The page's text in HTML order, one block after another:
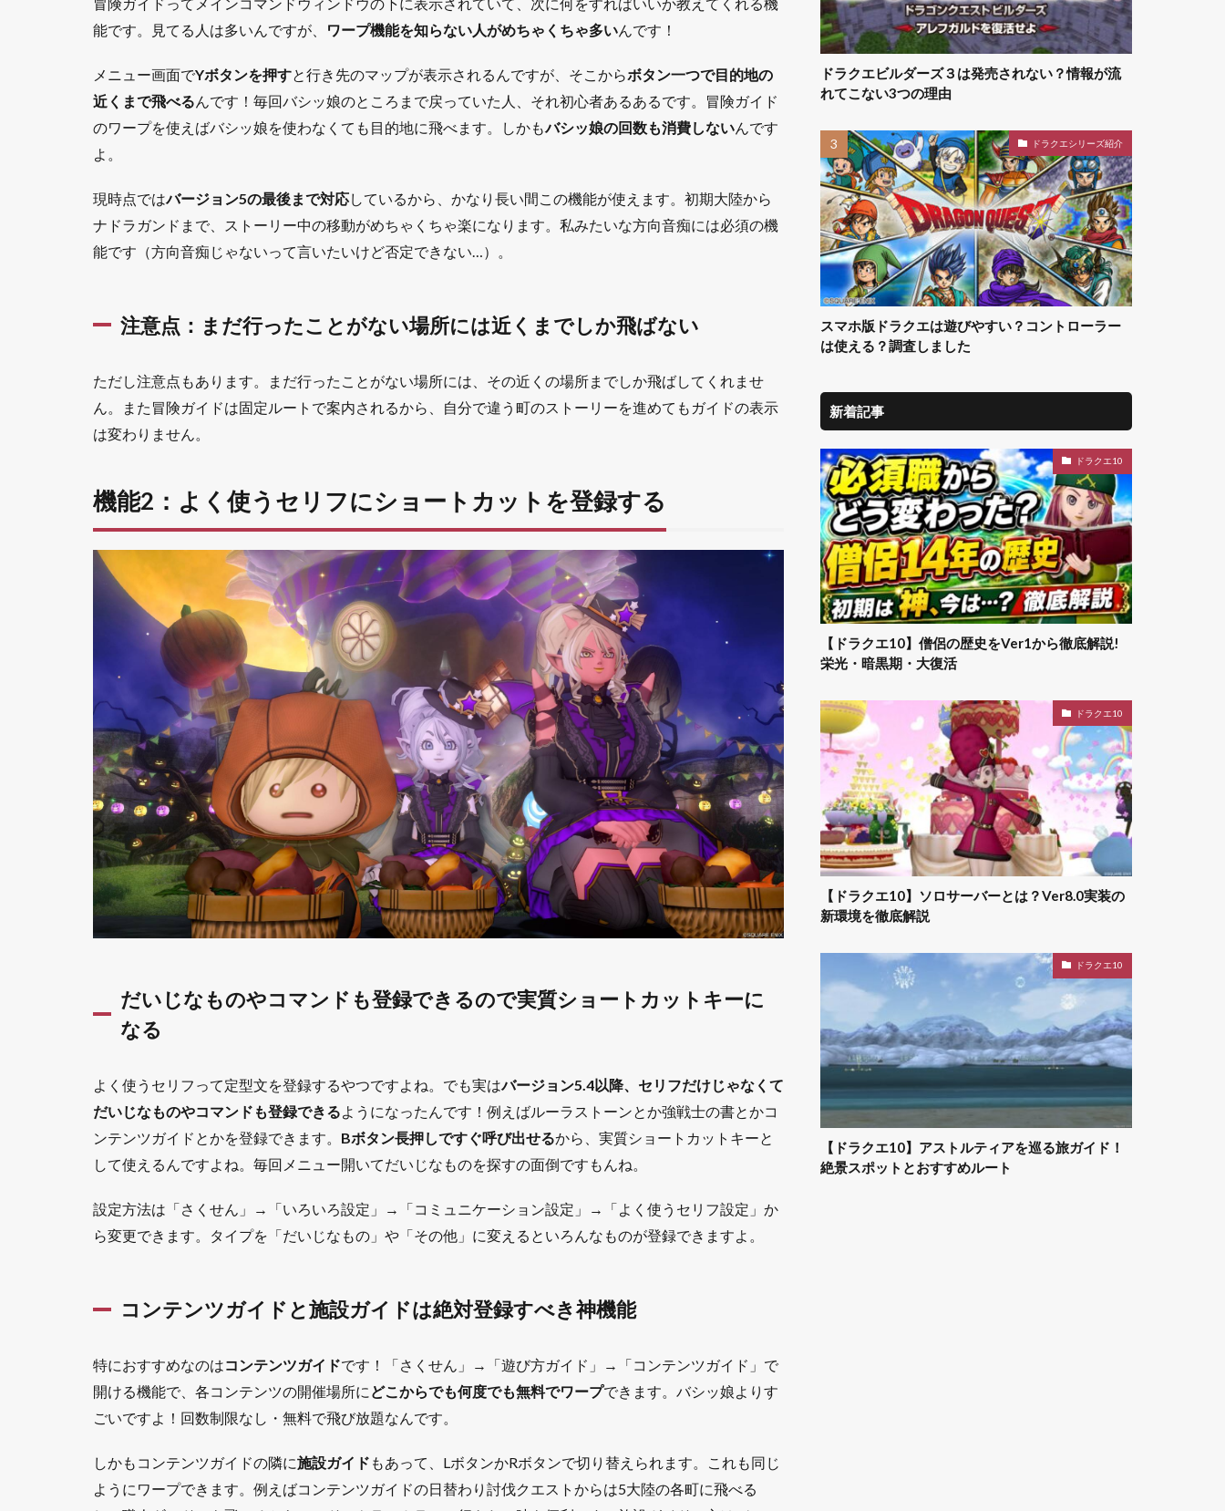
ンドも
登録で
ショー
トカッ
トキー
になる
コンテ
ンツガ
イドと
施設ガ
き神機
1.3
機能
3：バ
トル
の2列
表示
と配
置変
2列表
示で1
画面に
10個の
特技が
見える
ように
なる
1.3.2
配置変
更で1
ページ
目によ
く使う
技をま
1.4
機能
の広
場の
便利
せんれ
スキル
スイの
カギ・
の取得
状況が
確認で
きる
機能
5：お
でか
能です。見てる人は多いんですが、
ワープ機能を知らない人がめちゃくちゃ多いんです！
メニュー画面でYボタンを押すと行き先のマップが表示されるんですが、そこからボタン一つで目的地の
近くまで飛べるんです！毎回バシッ娘のところまで戻っていた人、それ初心者あるあるです。冒険ガイド
のワープを使えばバシッ娘を使わなくても目的地に飛べます。しかもバシッ娘の回数も消費しないんです
よ。
現時点ではバージョン5の最後まで対応しているから、かなり長い間この機能が使えます。初期大陸から
ナドラガンドまで、ストーリー中の移動がめちゃくちゃ楽になります。私みたいな方向音痴には必須の機
能です（方向音痴じゃないって言いたいけど否定できない…）。
注意点：まだ行ったことがない場所には近くまでしか飛ばない
ただし注意点もあります。まだ行ったことがない場所には、その近くの場所までしか飛ばしてくれませ
ん。また冒険ガイドは固定ルートで案内されるから、自分で違う町のストーリーを進めてもガイドの表示
は変わりません。
機能2：よく使うセリフにショートカットを登録する
だいじなものやコマンドも登録できるので実質ショートカットキーに
なる
よく使うセリフって定型文を登録するやつですよね。でも実はバージョン5.4以降、セリフだけじゃなくて
だいじなものやコマンドも登録できるようになったんです！例えばルーラストーンとか強戦士の書とかコ
ンテンツガイドとかを登録できます。 Bボタン長押しですぐ呼び出せるから、実質ショートカットキーと
して使えるんですよね。毎回メニュー開いてだいじなものを探すの面倒ですもんね。
設定方法は「さくせん」→「いろいろ設定」→「コミュニケーション設定」→「よく使うセリフ設定」か
ら変更できます。タイプを「だいじなもの」や「その他」に変えるといろんなものが登録できますよ。
コンテンツガイドと施設ガイドは絶対登録すべき神機能
特におすすめなのはコンテンツガイドです！「さくせん」→「遊び方ガイド」→「コンテンツガイド」で
開ける機能で、各コンテンツの開催場所に どこからでも何度でも無料でワープできます。バシッ娘よりす
ごいですよ！回数制限なし・無料で飛び放題なんです。
しかもコンテンツガイドの隣に施設ガイド もあって、LボタンかRボタンで切り替えられます。これも同じ
ようにワープできます。例えばコンテンツガイドの日替わり討伐クエストからは5大陸の各町に飛べる
ドラクエビルダーズ３は発売されない？情報が流
れてこない3つの理由
ドラクエシリーズ紹介
スマホ版ドラクエは遊びやすい？コントローラー
は使える？調査しました
新着記事
ドラクエ10
【ドラクエ10】僧侶の歴史をVer1から徹底解説!
栄光・暗黒期・大復活
ドラクエ10
【ドラクエ10】ソロサーバーとは？Ver8.0実装の
新環境を徹底解説
ドラクエ10
【ドラクエ10】アストルティアを巡る旅ガイド！
絶景スポットとおすすめルート